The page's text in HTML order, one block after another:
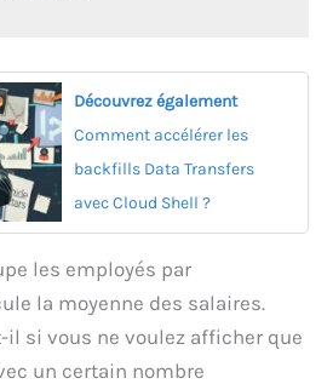
Découvrez également
Comment accélérer les
backfills Data Transfers
avec Cloud Shell ?
les employés par
la moyenne des salaires.
il si vous ne voulez afficher que
un certain nombre